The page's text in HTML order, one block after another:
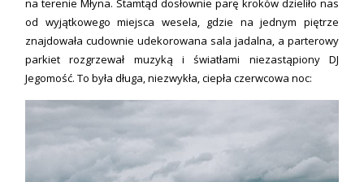
na terenie Młyna. Stamtąd dosłownie parę kroków dzieliło nas
od wyjątkowego miejsca wesela, gdzie na jednym piętrze
znajdowała cudownie udekorowana sala jadalna, a parterowy
parkiet rozgrzewał muzyką i światłami niezastąpiony DJ
Jegomość. To była długa, niezwykła, ciepła czerwcowa noc: